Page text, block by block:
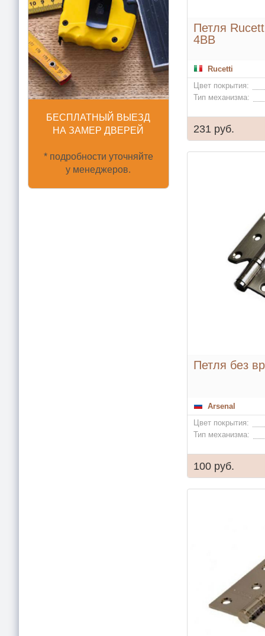
БЕСПЛАТНЫЙ ВЫЕЗД
НА ЗАМЕР ДВЕРЕЙ
* подробности уточняйте
у менеджеров.
Петля
4BB
Rucetti
Цвет покрытия:
Тип механизма:
231 руб.
Петля без
Arsenal
Цвет покрытия:
Тип механизма:
100 руб.